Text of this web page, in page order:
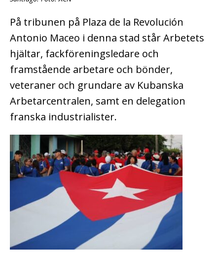
På tribunen på Plaza de la Revolución
Antonio Maceo i denna stad står Arbetets
hjältar, fackföreningsledare och
framstående arbetare och bönder,
veteraner och grundare av Kubanska
Arbetarcentralen, samt en delegation
franska industrialister.